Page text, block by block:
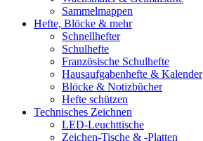
Sammelmappen
Hefte, Blöcke & mehr
Schnellhefter
Schulhefte
Französische Schulhefte
Hausaufgabenhefte & Kalender
Blöcke & Notizbücher
Hefte schützen
Technisches Zeichnen
LED-Leuchttische
Zeichen-Tische & -Platten